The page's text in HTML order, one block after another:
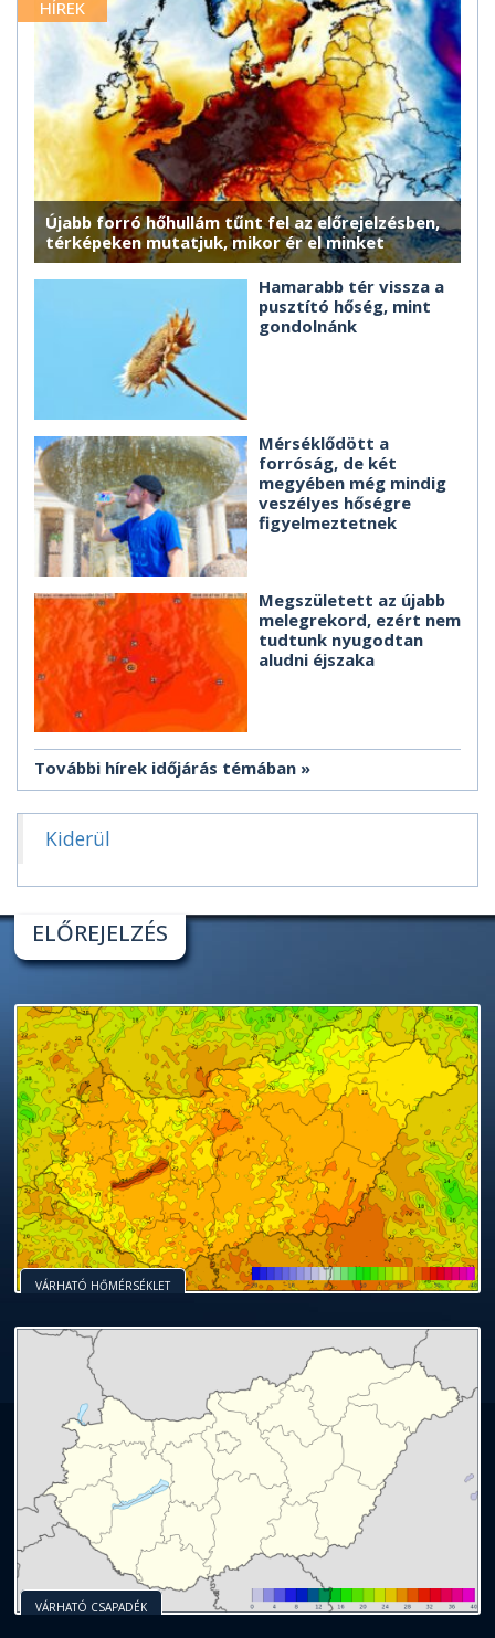
HÍREK
Újabb forró hőhullám tűnt fel az előrejelzésben,
térképeken mutatjuk, mikor ér el minket
Hamarabb tér vissza a
pusztító hőség, mint
gondolnánk
Mérséklődött a
forróság, de két
megyében még mindig
veszélyes hőségre
figyelmeztetnek
Megszületett az újabb
melegrekord, ezért nem
tudtunk nyugodtan
aludni éjszaka
További hírek időjárás témában
Kiderül
ELŐREJELZÉS
VÁRHATÓ HŐMÉRSÉKLET
VÁRHATÓ CSAPADÉK